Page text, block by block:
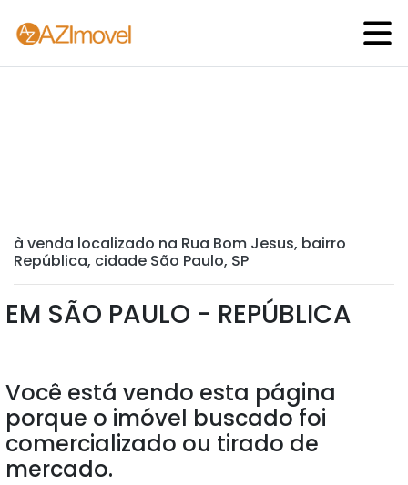
à venda localizado na Rua Bom Jesus, bairro
República, cidade São Paulo, SP
EM SÃO PAULO - REPÚBLICA
Você está vendo esta página
porque o imóvel buscado foi
comercializado ou tirado de
mercado.